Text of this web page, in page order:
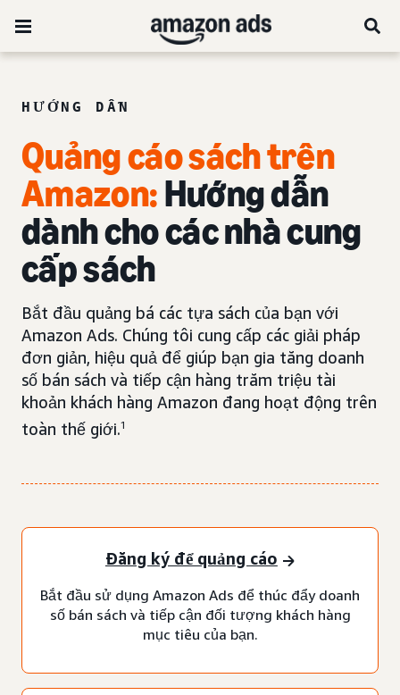
HƯỚNG DẪN
Quảng cáo sách trên
Amazon:Hướng dẫn
dành cho các nhà cung
cấp sách
Bắt đầu quảng bá các tựa sách của bạn với
Amazon Ads. Chúng tôi cung cấp các giải pháp
đơn giản, hiệu quả để giúp bạn gia tăng doanh
số bán sách và tiếp cận hàng trăm triệu tài
khoản khách hàng Amazon đang hoạt động trên
toàn thế giới.1
Đăng ký để quảng cáo
Bắt đầu sử dụng Amazon Ads để thúc đẩy doanh
số bán sách và tiếp cận đối tượng khách hàng
mục tiêu của bạn.